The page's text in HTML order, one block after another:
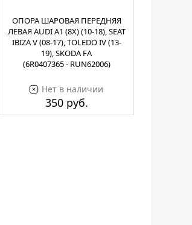
ОПОРА ШАРОВАЯ ПЕРЕДНЯЯ
ЛЕВАЯ AUDI A1 (8X) (10-18), SEAT
IBIZA V (08-17), TOLEDO IV (13-
19), SKODA FA
(6R0407365 - RUN62006)
Нет в наличии
350 руб.